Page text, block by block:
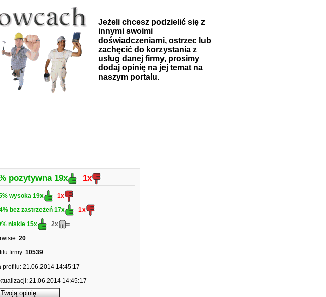
Jeżeli chcesz podzielić się z
innymi swoimi
doświadczeniami, ostrzec lub
zachęcić do korzystania z
usług danej firmy, prosimy
dodaj opinię na jej temat na
naszym portalu.
pozytywna 19x 1x
wysoka 19x
1x
bez zastrzeżeń 17x
1x
niskie 15x
2x
20
firmy: 10539
profilu: 21.06.2014 14:45:17
21.06.2014 14:45:17